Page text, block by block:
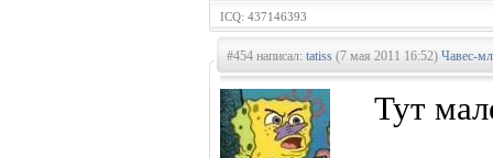
ICQ: 437146393
#454 написал: tatiss (7 мая 2011 16:52) Чавес-
Тут